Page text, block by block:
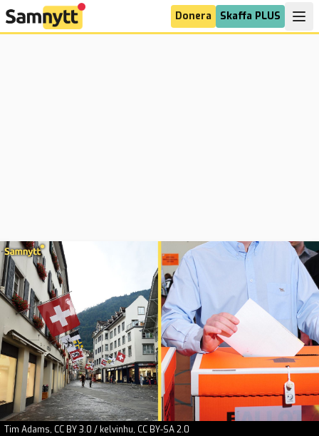
Donera Skaffa PLUS
Tim Adams, CC BY 3.0 / kelvinhu, CC BY-SA 2.0